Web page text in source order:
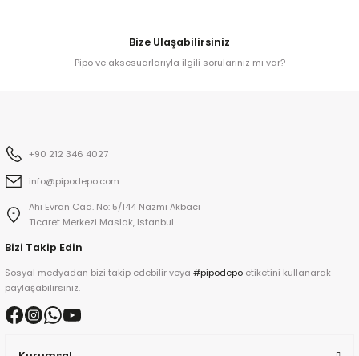
Bize Ulaşabilirsiniz
Pipo ve aksesuarlarıyla ilgili sorularınız mı var?
+90 212 346 4027
info@pipodepo.com
Ahi Evran Cad. No: 5/144 Nazmi Akbaci
Ticaret Merkezi Maslak, Istanbul
Bizi Takip Edin
Sosyal medyadan bizi takip edebilir veya #pipodepo etiketini kullanarak
paylaşabilirsiniz.